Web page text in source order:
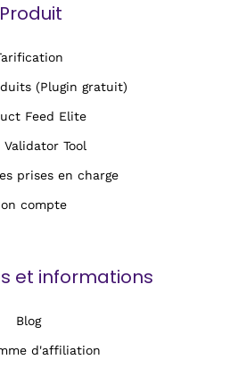
Produit
(Plugin gratuit)
Feed Elite
Validator Tool
prises en charge
compte
et informations
Blog
d'affiliation